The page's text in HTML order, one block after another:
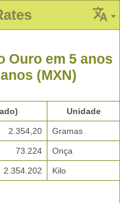
Ouro em 5 anos
(MXN)
Unidade
2.354,20 Gramas
73.224 Onça
2.354.202 Kilo